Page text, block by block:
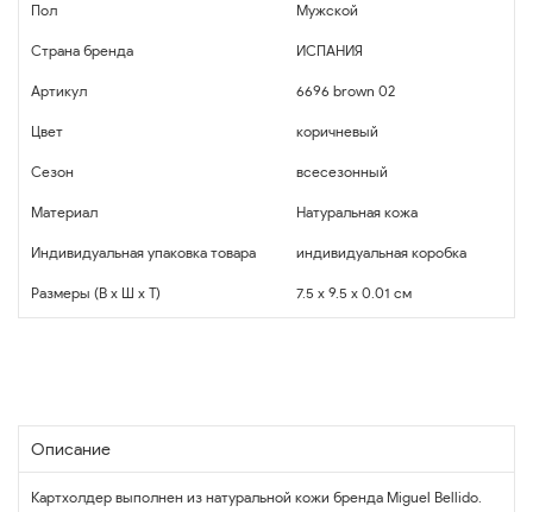
Пол Мужской
Страна бренда ИСПАНИЯ
Артикул 6696 brown 02
Цвет коричневый
Сезон всесезонный
Материал Натуральная кожа
Индивидуальная упаковка товара индивидуальная коробка
Размеры (В x Ш x Т) 7.5 x 9.5 x 0.01 см
Описание
Картхолдер выполнен из натуральной кожи бренда Miguel Bellido.